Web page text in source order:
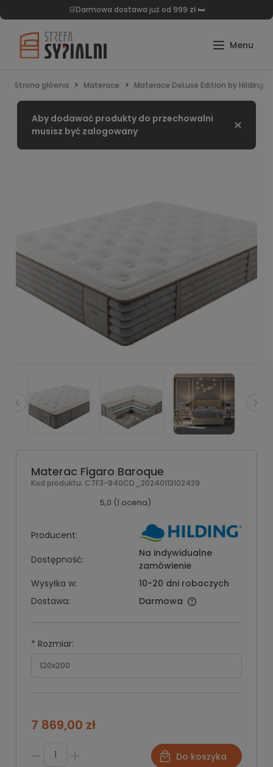
🛒Darmowa dostawa już od 999 zł 🛏️
Strona główna Materace Materace DeLuxe Edition by Hilding
Zamknij
Aby dodawać produkty do przechowalni
musisz być zalogowany
Materac Figaro Baroque
Kod produktu: C7F3-940CD_20240113102429
5,0 (1 ocena)
Producent:
Dostępność:
Na indywidualne
zamówienie
Wysyłka w:
10-20 dni roboczych
Dostawa:
Darmowa
* Rozmiar:
7 869,00 zł
Do koszyka